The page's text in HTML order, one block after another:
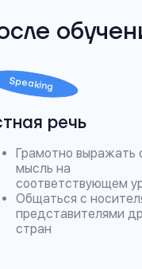
Speaking
речь
Грамотно выражать
мысль на
соответствующем
Общаться с
представителями
стран